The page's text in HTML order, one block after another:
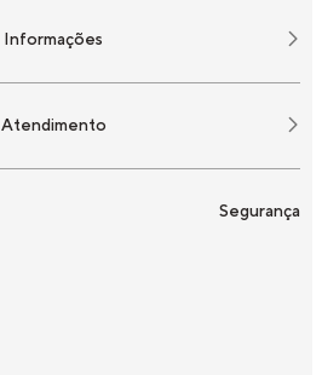
Informações
Atendimento
Segurança